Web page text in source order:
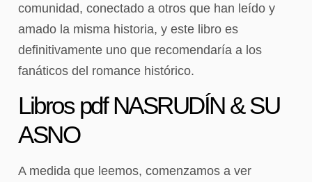
comunidad, conectado a otros que han leído y
amado la misma historia, y este libro es
definitivamente uno que recomendaría a los
fanáticos del romance histórico.
Libros pdf NASRUDÍN & SU
ASNO
A medida que leemos, comenzamos a ver